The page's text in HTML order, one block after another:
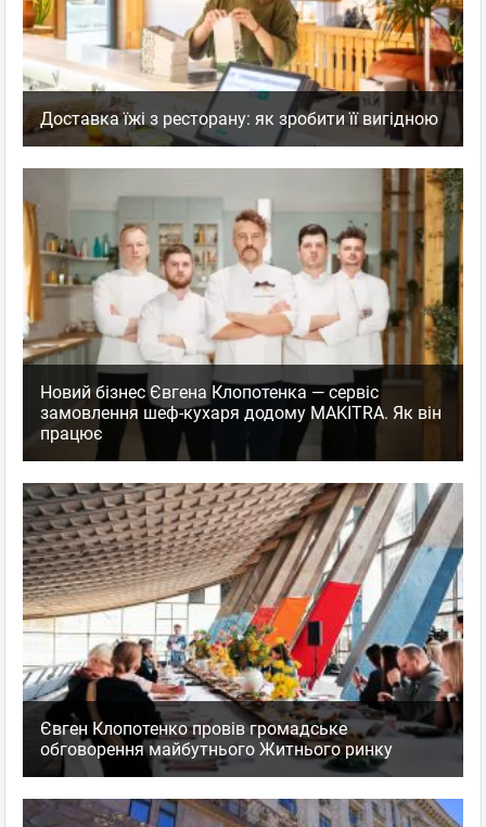
Доставка їжі з ресторану: як зробити її вигідною
Новий бізнес Євгена Клопотенка — сервіс
замовлення шеф-кухаря додому MAKITRA. Як він
працює
Євген Клопотенко провів громадське
обговорення майбутнього Житнього ринку